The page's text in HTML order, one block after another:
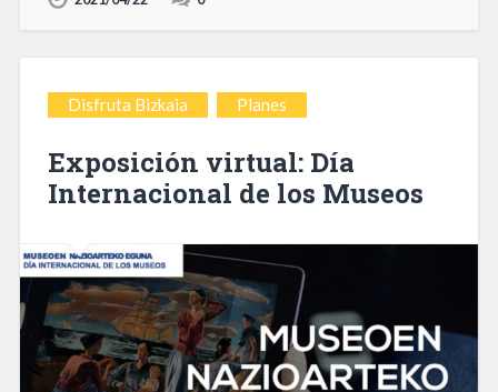
Disfruta Bizkaia Planes
Exposición virtual: Día
Internacional de los Museos